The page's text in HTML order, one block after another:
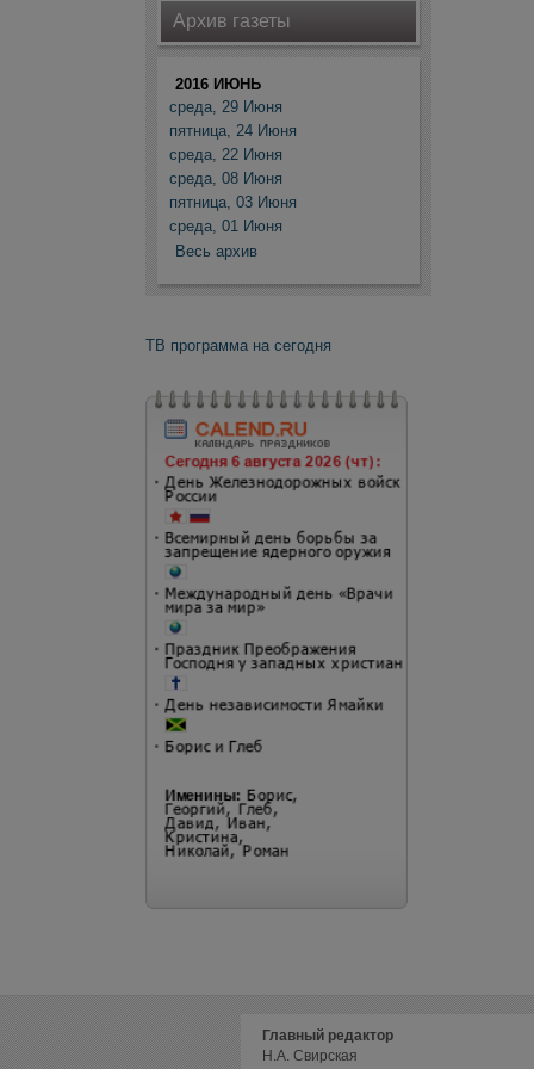
Архив газеты
2016 ИЮНЬ
среда, 29 Июня
пятница, 24 Июня
среда, 22 Июня
среда, 08 Июня
пятница, 03 Июня
среда, 01 Июня
Весь архив
ТВ программа на сегодня
Главный редактор
Н.А. Свирская